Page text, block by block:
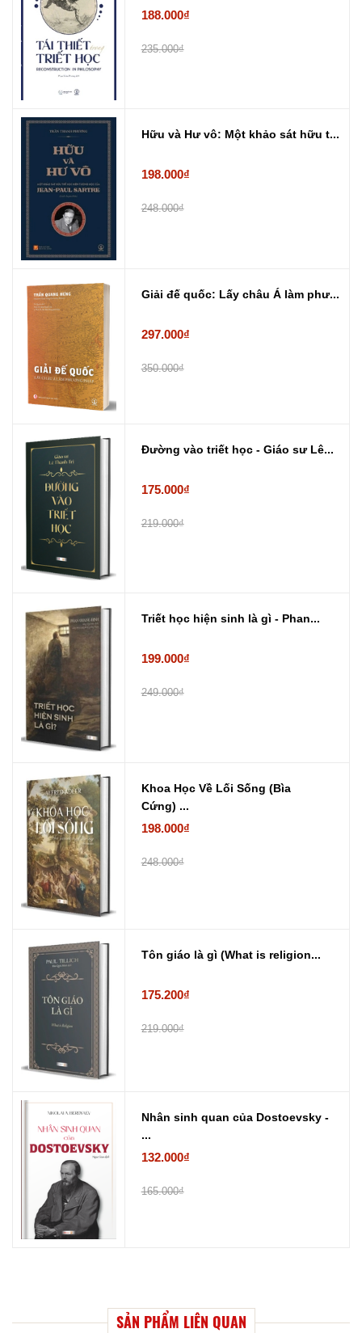
188.000₫
235.000₫
Hữu và Hư vô: Một khảo sát hữu t...
198.000₫
248.000₫
Giải đế quốc: Lấy châu Á làm phư...
297.000₫
350.000₫
Đường vào triết học - Giáo sư Lê...
175.000₫
219.000₫
Triết học hiện sinh là gì - Phan...
199.000₫
249.000₫
Khoa Học Về Lối Sống (Bìa
Cứng) ...
198.000₫
248.000₫
Tôn giáo là gì (What is religion...
175.200₫
219.000₫
Nhân sinh quan của Dostoevsky -
...
132.000₫
165.000₫
SẢN PHẨM LIÊN QUAN